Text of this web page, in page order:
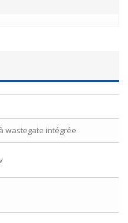
wastegate intégrée